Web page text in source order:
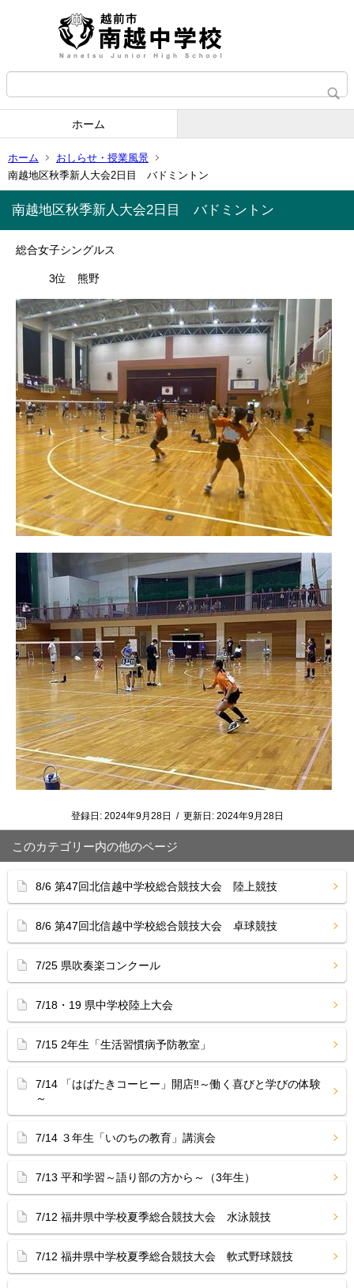
ホーム
ホーム
おしらせ・授業風景
南越地区秋季新人大会2日目 バドミントン
南越地区秋季新人大会2日目 バドミントン
総合女子シングルス
3位 熊野
登録日: 2024年9月28日 / 更新日: 2024年9月28日
このカテゴリー内の他のページ
8/6 第47回北信越中学校総合競技大会 陸上競技
8/6 第47回北信越中学校総合競技大会 卓球競技
7/25 県吹奏楽コンクール
7/18・19 県中学校陸上大会
7/15 2年生「生活習慣病予防教室」
7/14 「はばたきコーヒー」開店‼︎～働く喜びと学びの体験
～
7/14 ３年生「いのちの教育」講演会
7/13 平和学習～語り部の方から～（3年生）
7/12 福井県中学校夏季総合競技大会 水泳競技
7/12 福井県中学校夏季総合競技大会 軟式野球競技